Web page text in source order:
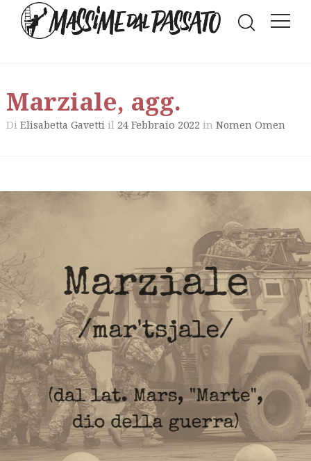
Marziale, agg.
Di Elisabetta Gavetti il 24 Febbraio 2022 in Nomen Omen